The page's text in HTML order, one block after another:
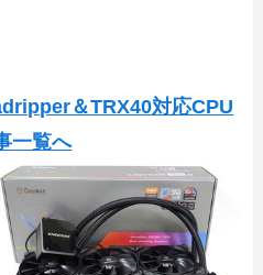
＆TRX40対応CPU
一覧へ